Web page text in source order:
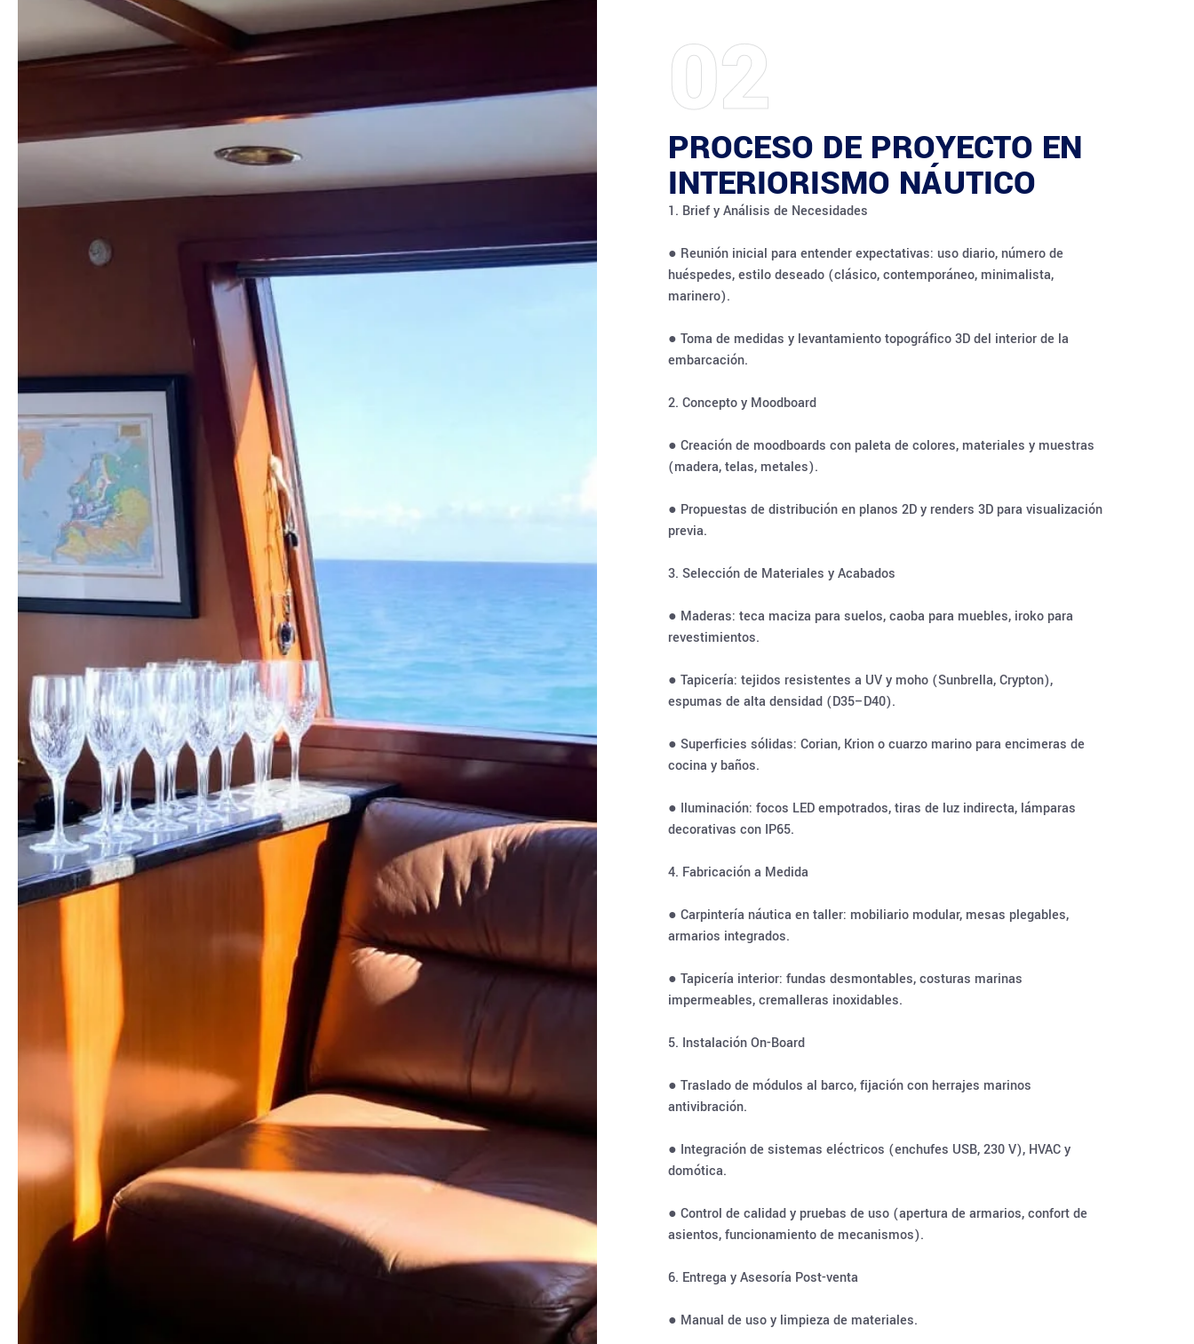
02
PROCESO DE PROYECTO EN
INTERIORISMO NÁUTICO
1. Brief y Análisis de Necesidades
● Reunión inicial para entender expectativas: uso diario, número de
huéspedes, estilo deseado (clásico, contemporáneo, minimalista,
marinero).
● Toma de medidas y levantamiento topográfico 3D del interior de la
embarcación.
2. Concepto y Moodboard
● Creación de moodboards con paleta de colores, materiales y muestras
(madera, telas, metales).
● Propuestas de distribución en planos 2D y renders 3D para visualización
previa.
3. Selección de Materiales y Acabados
● Maderas: teca maciza para suelos, caoba para muebles, iroko para
revestimientos.
● Tapicería: tejidos resistentes a UV y moho (Sunbrella, Crypton),
espumas de alta densidad (D35–D40).
● Superficies sólidas: Corian, Krion o cuarzo marino para encimeras de
cocina y baños.
● Iluminación: focos LED empotrados, tiras de luz indirecta, lámparas
decorativas con IP65.
4. Fabricación a Medida
● Carpintería náutica en taller: mobiliario modular, mesas plegables,
armarios integrados.
● Tapicería interior: fundas desmontables, costuras marinas
impermeables, cremalleras inoxidables.
5. Instalación On-Board
● Traslado de módulos al barco, fijación con herrajes marinos
antivibración.
● Integración de sistemas eléctricos (enchufes USB, 230 V), HVAC y
domótica.
● Control de calidad y pruebas de uso (apertura de armarios, confort de
asientos, funcionamiento de mecanismos).
6. Entrega y Asesoría Post-venta
● Manual de uso y limpieza de materiales.